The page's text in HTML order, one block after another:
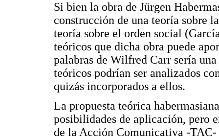
Si bien la obra de Jürgen
construcción de una teoría sobre
teoría sobre el orden social
teóricos que dicha obra puede
palabras de Wilfred Carr sería
teóricos podrían ser analizados
quizás incorporados a ellos.
La propuesta teórica
posibilidades de aplicación, pero
de la Acción Comunicativa -